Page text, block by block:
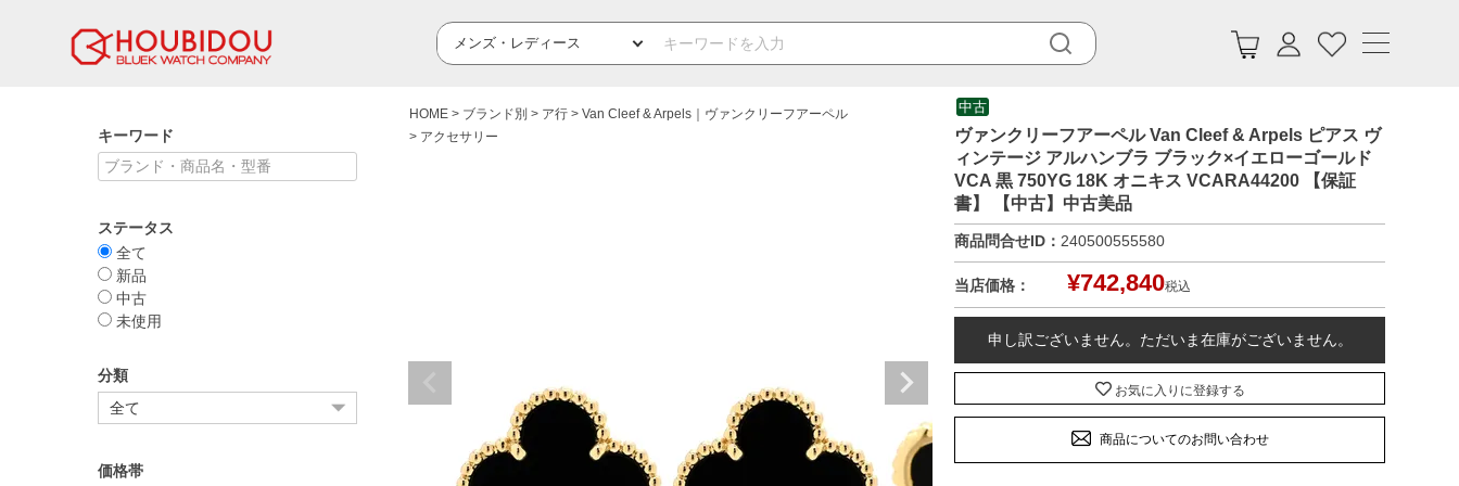
キーワード
ステータス
全て
新品
中古
未使用
分類
価格帯
HOME ブランド別 ア行
Van Cleef & Arpels｜ヴァンクリーフアーペル
アクセサリー
中古
ヴァンクリーフアーペル Van Cleef & Arpels ピアス ヴ
ィンテージ アルハンブラ ブラック×イエローゴールド
VCA 黒 750YG 18K オニキス VCARA44200 【保証
書】 【中古】中古美品
商品問合せID： 240500555580
当店価格： ¥742,840税込
申し訳ございません。ただいま在庫がございません。
お気に入りに登録する
商品についてのお問い合わせ